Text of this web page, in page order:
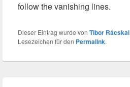
follow the vanishing lines.
Dieser Eintrag wurde von Tibor Rácskai
Lesezeichen für den Permalink.